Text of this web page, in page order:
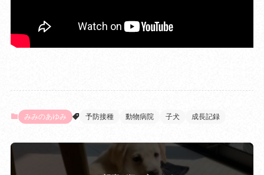
みみのあゆみ 予防接種 動物病院 子犬 成長記録